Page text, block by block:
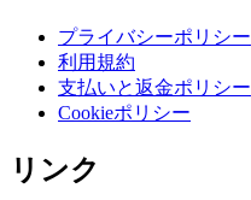
プライバシーポリシー
利用規約
支払いと返金ポリシー
Cookieポリシー
リンク